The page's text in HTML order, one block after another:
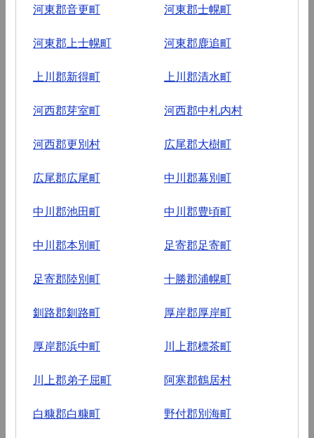
河東郡音更町 河東郡士幌町
河東郡上士幌町 河東郡鹿追町
上川郡新得町 上川郡清水町
河西郡芽室町 河西郡中札内村
河西郡更別村 広尾郡大樹町
広尾郡広尾町 中川郡幕別町
中川郡池田町 中川郡豊頃町
中川郡本別町 足寄郡足寄町
足寄郡陸別町 十勝郡浦幌町
釧路郡釧路町 厚岸郡厚岸町
厚岸郡浜中町 川上郡標茶町
川上郡弟子屈町 阿寒郡鶴居村
白糠郡白糠町 野付郡別海町